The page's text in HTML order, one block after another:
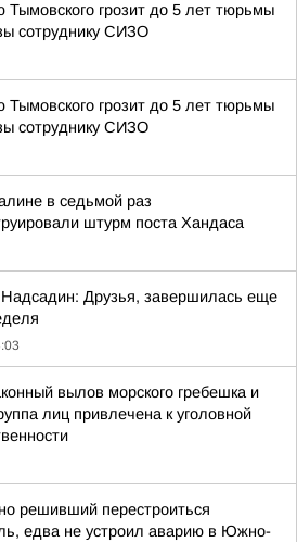
грозит до 5 лет тюрьмы
сотруднику СИЗО
грозит до 5 лет тюрьмы
сотруднику СИЗО
в седьмой раз
штурм поста Хандаса
Друзья, завершилась еще
вылов морского гребешка и
лиц привлечена к уголовной
решивший перестроиться
едва не устроил аварию в Южно-